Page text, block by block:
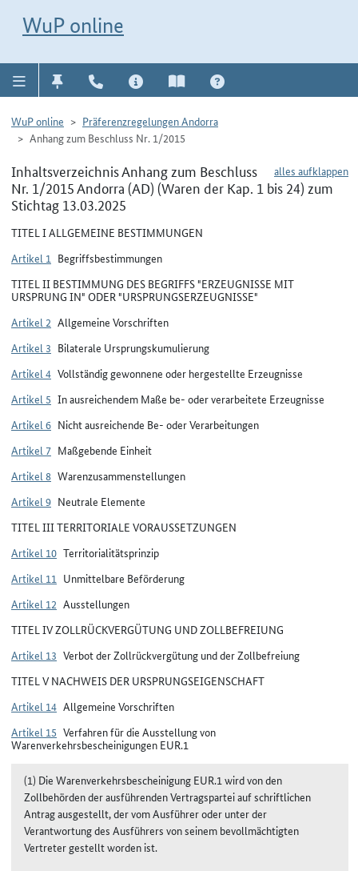
WuP online
WuP online
Präferenzregelungen Andorra
Anhang zum Beschluss Nr. 1/2015
alles aufklappen
Inhaltsverzeichnis Anhang zum Beschluss
Nr. 1/2015 Andorra (AD) (Waren der Kap. 1 bis 24) zum
Stichtag 13.03.2025
TITEL I ALLGEMEINE BESTIMMUNGEN
Artikel 1 Begriffsbestimmungen
TITEL II BESTIMMUNG DES BEGRIFFS "ERZEUGNISSE MIT
URSPRUNG IN" ODER "URSPRUNGSERZEUGNISSE"
Artikel 2 Allgemeine Vorschriften
Artikel 3 Bilaterale Ursprungskumulierung
Artikel 4 Vollständig gewonnene oder hergestellte Erzeugnisse
Artikel 5 In ausreichendem Maße be- oder verarbeitete Erzeugnisse
Artikel 6 Nicht ausreichende Be- oder Verarbeitungen
Artikel 7 Maßgebende Einheit
Artikel 8 Warenzusammenstellungen
Artikel 9 Neutrale Elemente
TITEL III TERRITORIALE VORAUSSETZUNGEN
Artikel 10 Territorialitätsprinzip
Artikel 11 Unmittelbare Beförderung
Artikel 12 Ausstellungen
TITEL IV ZOLLRÜCKVERGÜTUNG UND ZOLLBEFREIUNG
Artikel 13 Verbot der Zollrückvergütung und der Zollbefreiung
TITEL V NACHWEIS DER URSPRUNGSEIGENSCHAFT
Artikel 14 Allgemeine Vorschriften
Artikel 15 Verfahren für die Ausstellung von
Warenverkehrsbescheinigungen EUR.1
(1) Die Warenverkehrsbescheinigung EUR.1 wird von den
Zollbehörden der ausführenden Vertragspartei auf schriftlichen
Antrag ausgestellt, der vom Ausführer oder unter der
Verantwortung des Ausführers von seinem bevollmächtigten
Vertreter gestellt worden ist.